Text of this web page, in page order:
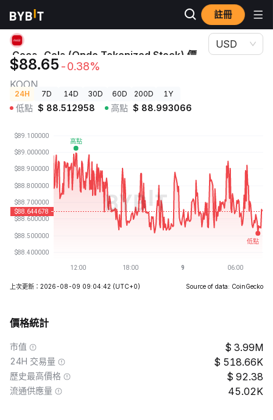
註冊
加密貨幣價格 Coca-Cola (Ondo Tokenized Stock) 價格 KOON
Coca-Cola (Ondo Tokenized Stock) 價
格
KOON
$88.65 -0.38%
USD
24H 7D 14D 30D 60D 200D 1Y
低點 $ 88.512958 高點 $ 88.993066
上次更新：2026-08-09 09:04:42 (UTC+0) Source of data: CoinGecko
價格統計
市值 3.99M
24H 交易量 518.66K
歷史最高價格 92.38
流通供應量 45.02K